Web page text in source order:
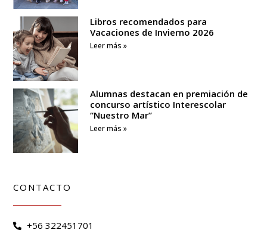
Libros recomendados para
Vacaciones de Invierno 2026
Leer más »
Alumnas destacan en premiación de
concurso artístico Interescolar
“Nuestro Mar”
Leer más »
CONTACTO
+56 322451701